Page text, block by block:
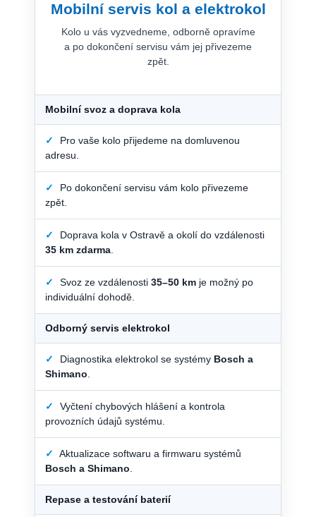
Mobilní servis kol a elektrokol
Kolo u vás vyzvedneme, odborně opravíme
a po dokončení servisu vám jej přivezeme
zpět.
Mobilní svoz a doprava kola
✓
Pro vaše kolo přijedeme na domluvenou
adresu.
✓
Po dokončení servisu vám kolo přivezeme
zpět.
✓
Doprava kola v Ostravě a okolí do vzdálenosti
35 km zdarma
✓ Svoz ze vzdálenosti 35–50 km je možný po
individuální dohodě.
Odborný servis elektrokol
✓ Diagnostika elektrokol se systémy Bosch a
Shimano
✓
Vyčtení chybových hlášení a kontrola
provozních údajů systému.
✓
Aktualizace softwaru a firmwaru systémů
Bosch a Shimano
Repase a testování baterií